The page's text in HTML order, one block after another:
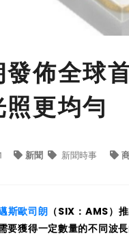
佈全球
更均勻
新聞 新聞時事
斯歐司朗 （SIX：AMS
要獲得一定數量的不同波